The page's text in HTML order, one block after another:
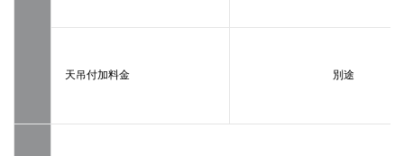
天吊付加料金 別途